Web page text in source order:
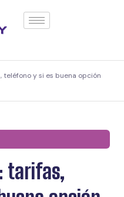
teléfono y si es buena opción
tarifas,